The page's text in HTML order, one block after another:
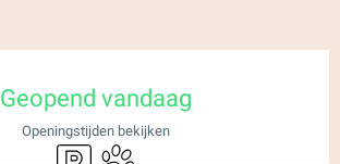
Geopend vandaag
Openingstijden bekijken
ParkeerplaatsDieren toegelaten